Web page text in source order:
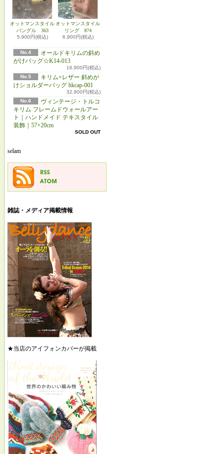
オットマンスタイル
バングル 363
5,900円(税込)
オットマンスタイル
リング 874
6,900円(税込)
No.4
オールドキリムの斜め
がけバッグ☆K14-013
16,900円(税込)
No.5
キリム×レザー 斜めが
けショルダーバッグ hkcap-001
32,900円(税込)
No.6
ヴィンテージ・トルコ
キリム フレームドウォールアー
ト｜ハンドメイド テキスタイル
装飾｜57×20cm
SOLD OUT
selam
雑誌・メディア掲載情報
★当店のアイフォンカバーが掲載